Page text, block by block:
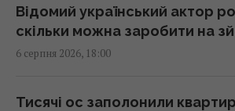
Не Кіровоград і не
перша назва Кропивницького
Відомий український актор
скільки можна заробити на
6 серпня 2026, 18:00
Тисячі ос заполонили